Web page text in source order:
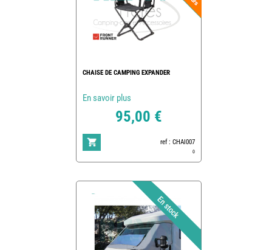
CHAISE DE CAMPING EXPANDER
En savoir plus
95,00 €
ref : CHAI007
0